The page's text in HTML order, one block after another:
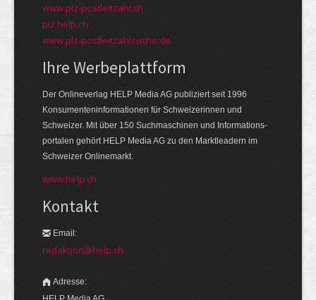
www.plz-postleitzahl.ch
plz.help.ch
www.plz-postleitzahlsuche.de
Ihre Werbeplattform
Der Onlineverlag HELP Media AG publiziert seit 1996
Konsumenten­informationen für Schweizerinnen und
Schweizer. Mit über 150 Suchmaschinen und Informations­
portalen gehört HELP Media AG zu den Markt­leadern im
Schweizer Onlinemarkt.
www.help.ch
Kontakt
Email:
redaktion@help.ch
Adresse: